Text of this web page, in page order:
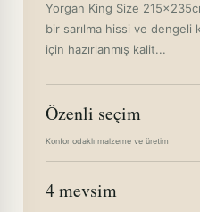
Yorgan King Size
bir sarılma hissi ve dengeli
için hazırlanmış kalit...
Özenli seçim
Konfor odaklı malzeme ve üretim
4 mevsim